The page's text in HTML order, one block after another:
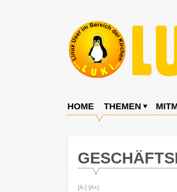
E.V.
User
Bereich
Kirchen
HOME THEMEN
[A-] [A+]